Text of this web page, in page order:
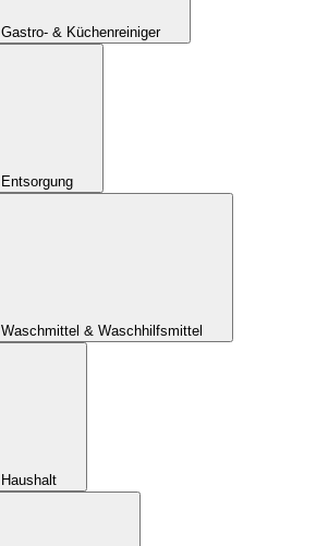
Gastro- & Küchenreiniger
Entsorgung
Waschmittel & Waschhilfsmittel
Haushalt